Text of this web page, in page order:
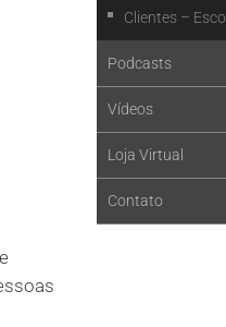
Clientes –
Podcasts
Vídeos
Loja Virtual
Contato